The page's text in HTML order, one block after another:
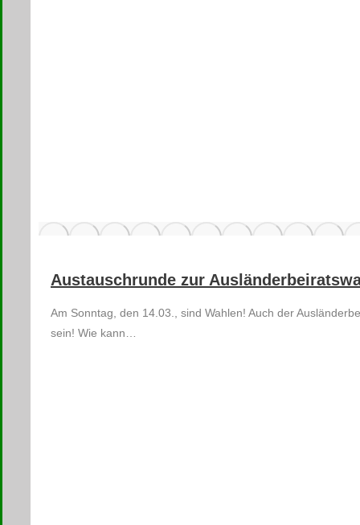
Austauschrunde zur
Am Sonntag, den 14.03., sind Wahlen! Auch der
sein! Wie kann…